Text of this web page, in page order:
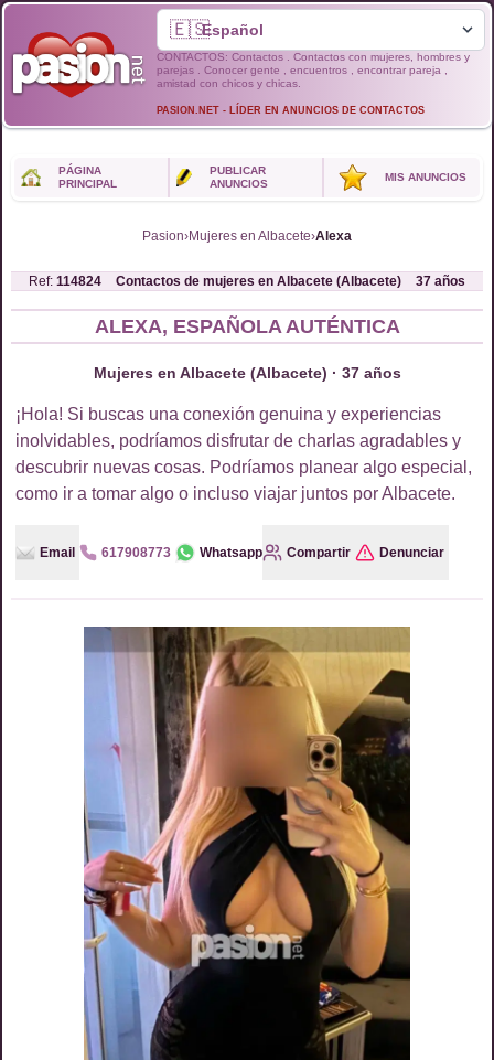
🇪🇸
CONTACTOS: Contactos . Contactos con mujeres, hombres y
parejas . Conocer gente , encuentros , encontrar pareja ,
amistad con chicos y chicas.
PASION.NET - LÍDER EN ANUNCIOS DE CONTACTOS
PÁGINA
PRINCIPAL
PUBLICAR
ANUNCIOS
MIS ANUNCIOS
Pasion›Mujeres en Albacete›Alexa
Ref: 114824 Contactos de mujeres en Albacete (Albacete) 37 años
ALEXA, ESPAÑOLA AUTÉNTICA
Mujeres en Albacete (Albacete) · 37 años
¡Hola! Si buscas una conexión genuina y experiencias
inolvidables, podríamos disfrutar de charlas agradables y
descubrir nuevas cosas. Podríamos planear algo especial,
como ir a tomar algo o incluso viajar juntos por Albacete.
Email 617908773 Whatsapp Compartir Denunciar